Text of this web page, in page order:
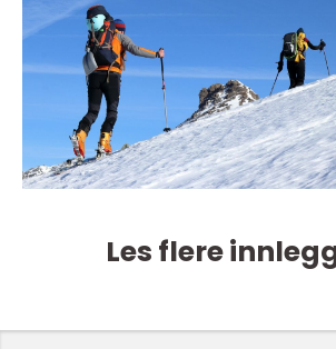
Les flere